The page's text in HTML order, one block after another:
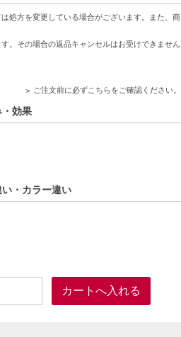
場合があります。予めご了承ください。
処方を変更している場合がございます。また、商
。その場合の返品キャンセルはお受けできません
ご注文前に必ずこちらをご確認ください。
効果
・カラー違い